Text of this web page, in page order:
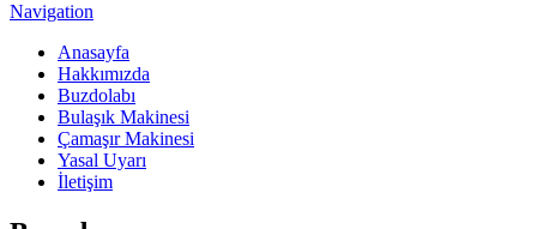
Navigation
Anasayfa
Hakkımızda
Buzdolabı
Bulaşık Makinesi
Çamaşır Makinesi
Yasal Uyarı
İletişim